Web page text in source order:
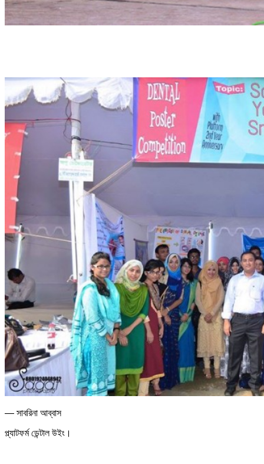
— সাবরিনা আব্বাস
প্ল্যাটফর্ম ডেন্টাল উইং।